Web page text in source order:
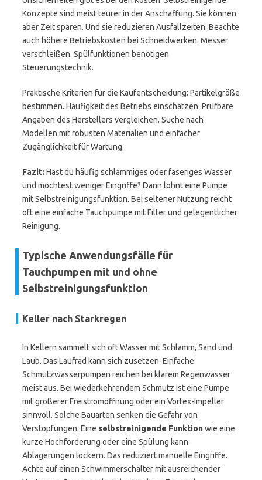
Konzepte sind meist teurer in der Anschaffung. Sie können
aber Zeit sparen. Und sie reduzieren Ausfallzeiten. Beachte
auch höhere Betriebskosten bei Schneidwerken. Messer
verschleißen. Spülfunktionen benötigen
Steuerungstechnik.
Praktische Kriterien für die Kaufentscheidung: Partikelgröße
bestimmen. Häufigkeit des Betriebs einschätzen. Prüfbare
Angaben des Herstellers vergleichen. Suche nach
Modellen mit robusten Materialien und einfacher
Zugänglichkeit für Wartung.
Fazit: Hast du häufig schlammiges oder faseriges Wasser
und möchtest weniger Eingriffe? Dann lohnt eine Pumpe
mit Selbstreinigungsfunktion. Bei seltener Nutzung reicht
oft eine einfache Tauchpumpe mit Filter und gelegentlicher
Reinigung.
Typische Anwendungsfälle für
Tauchpumpen mit und ohne
Selbstreinigungsfunktion
Keller nach Starkregen
In Kellern sammelt sich oft Wasser mit Schlamm, Sand und
Laub. Das Laufrad kann sich zusetzen. Einfache
Schmutzwasserpumpen reichen bei klarem Regenwasser
meist aus. Bei wiederkehrendem Schmutz ist eine Pumpe
mit größerer Freistromöffnung oder ein Vortex-Impeller
sinnvoll. Solche Bauarten senken die Gefahr von
Verstopfungen. Eine selbstreinigende Funktionwie eine
kurze Hochförderung oder eine Spülung kann
Ablagerungen lockern. Das reduziert manuelle Eingriffe.
Achte auf einen Schwimmerschalter mit ausreichender